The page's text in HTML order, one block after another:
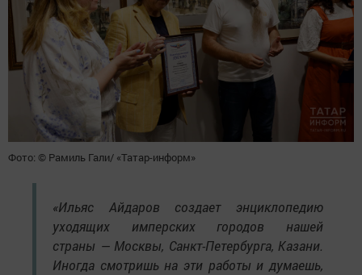
Фото: © Рамиль Гали/ «Татар-информ»
«Ильяс Айдаров создает энциклопедию
уходящих имперских городов нашей
страны — Москвы, Санкт-Петербурга, Казани.
Иногда смотришь на эти работы и думаешь,